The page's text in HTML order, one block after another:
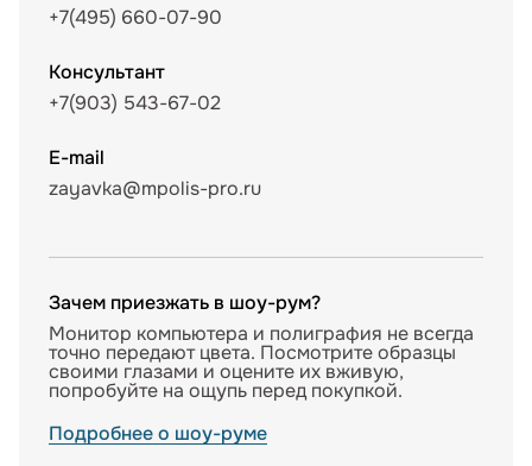
+7(495) 660-07-90
Консультант
+7(903) 543-67-02
E-mail
zayavka@mpolis-pro.ru
Зачем приезжать в шоу-рум?
Монитор компьютера и полиграфия не всегда
точно передают цвета. Посмотрите образцы
своими глазами и оцените их вживую,
попробуйте на ощупь перед покупкой.
Подробнее о шоу-руме